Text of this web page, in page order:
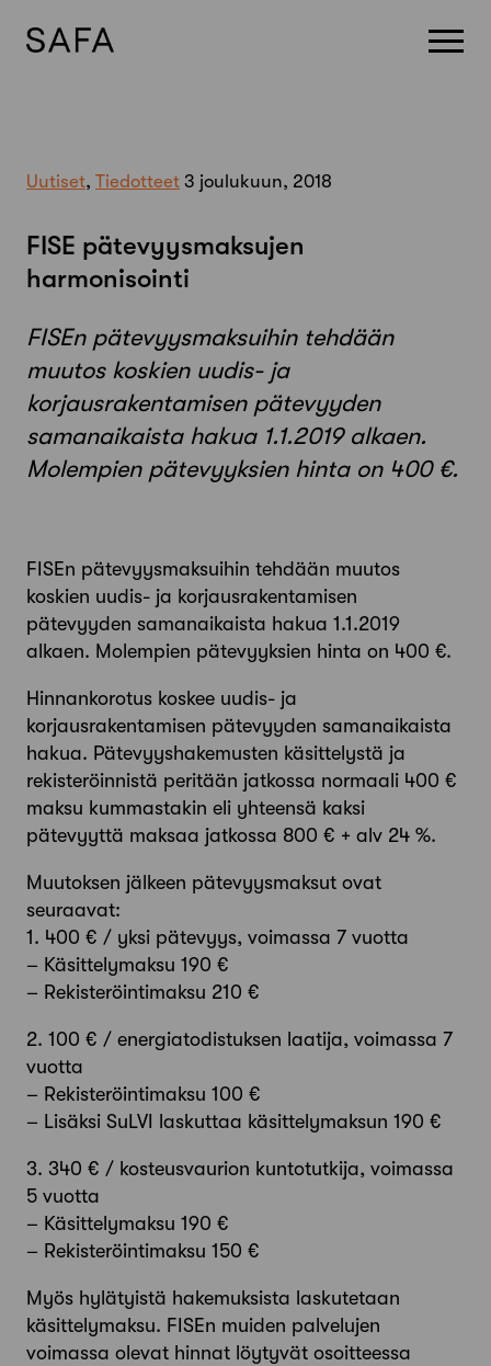
Uutiset, Tiedotteet 3 joulukuun, 2018
FISE pätevyysmaksujen
harmonisointi
FISEn pätevyysmaksuihin tehdään
muutos koskien uudis- ja
korjausrakentamisen pätevyyden
samanaikaista hakua 1.1.2019 alkaen.
Molempien pätevyyksien hinta on 400 €.
FISEn pätevyysmaksuihin tehdään muutos
koskien uudis- ja korjausrakentamisen
pätevyyden samanaikaista hakua 1.1.2019
alkaen. Molempien pätevyyksien hinta on 400 €.
Hinnankorotus koskee uudis- ja
korjausrakentamisen pätevyyden samanaikaista
hakua. Pätevyyshakemusten käsittelystä ja
rekisteröinnistä peritään jatkossa normaali 400 €
maksu kummastakin eli yhteensä kaksi
pätevyyttä maksaa jatkossa 800 € + alv 24 %.
Muutoksen jälkeen pätevyysmaksut ovat
seuraavat:
1. 400 € / yksi pätevyys, voimassa 7 vuotta
– Käsittelymaksu 190 €
– Rekisteröintimaksu 210 €
2. 100 € / energiatodistuksen laatija, voimassa 7
vuotta
– Rekisteröintimaksu 100 €
– Lisäksi SuLVI laskuttaa käsittelymaksun 190 €
3. 340 € / kosteusvaurion kuntotutkija, voimassa
5 vuotta
– Käsittelymaksu 190 €
– Rekisteröintimaksu 150 €
Myös hylätyistä hakemuksista laskutetaan
käsittelymaksu. FISEn muiden palvelujen
voimassa olevat hinnat löytyvät osoitteessa